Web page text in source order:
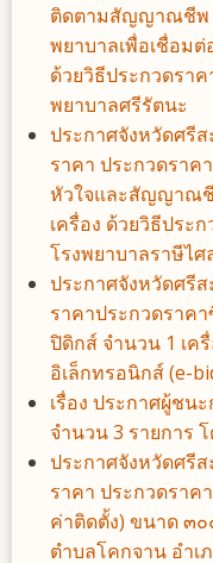
ติดตามสัญญาณชีพ
พยาบาลเพื่อเชื่อม
ด้วยวิธีประกวดรา
พยาบาลศรีรัตนะ
ประกาศจังหวัดศรีส
ราคา ประกวดราค
หัวใจและสัญญาณ
เครื่อง ด้วยวิธีประ
โรงพยาบาลราษีไศ
ประกาศจังหวัดศรีส
ราคาประกวดราค
ปิดิกส์ จำนวน 1 เค
อิเล็กทรอนิกส์ (e-
เรื่อง ประกาศผู้ชน
จำนวน 3 รายการ
ประกาศจังหวัดศรีส
ราคา ประกวดราค
ค่าติดตั้ง) ขนาด ๓
ตำบลโคกจาน อำเ